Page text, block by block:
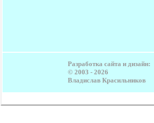
Разработка сайта и дизайн:
© 2003 - 2026
Владислав Красильников